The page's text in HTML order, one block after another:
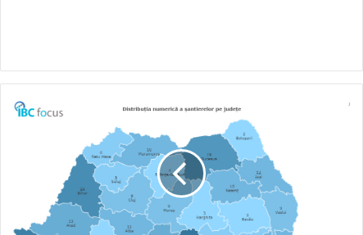
Oferteaza
materiale
constructii